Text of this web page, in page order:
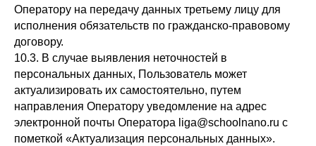
Оператору на передачу данных третьему лицу для
исполнения обязательств по гражданско-правовому
договору.
10.3. В случае выявления неточностей в
персональных данных, Пользователь может
актуализировать их самостоятельно, путем
направления Оператору уведомление на адрес
электронной почты Оператора liga@schoolnano.ru с
пометкой «Актуализация персональных данных».